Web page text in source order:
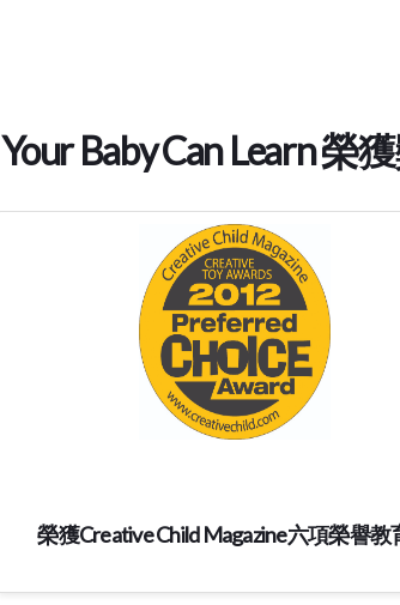
Your Baby Can Learn 榮
榮獲Creative Child Magazine六項榮譽教